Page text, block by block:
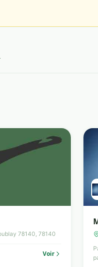
78140, 78140
Voir